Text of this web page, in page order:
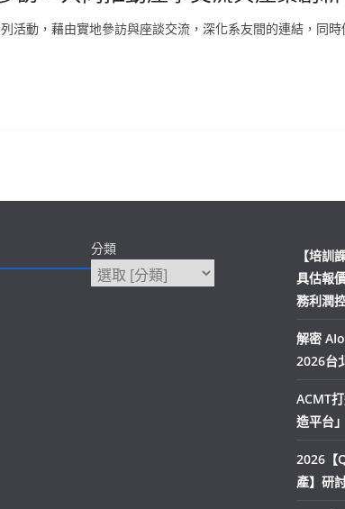
活動，藉由實地參訪與座談交流，深化系友間的連結，同時
分類
【培訓
具估報
務利潤
解密
2026台
ACMT
造平台
2026【
產】研